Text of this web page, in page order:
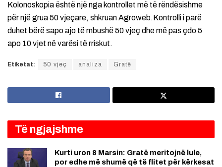
Kolonoskopia është një nga kontrollet më të rëndësishme
për një grua 50 vjeçare, shkruan Agroweb.Kontrolli i parë
duhet bërë sapo ajo të mbushë 50 vjeç dhe më pas çdo 5
apo 10 vjet në varësi të rriskut.
Etiketat: 50 vjeç analiza Gratë
Të ngjajshme
Kurti uron 8 Marsin: Gratë meritojnë lule,
por edhe më shumë që të flitet për kërkesat